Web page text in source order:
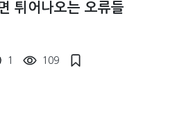
튀어나오는 오류들
1 109